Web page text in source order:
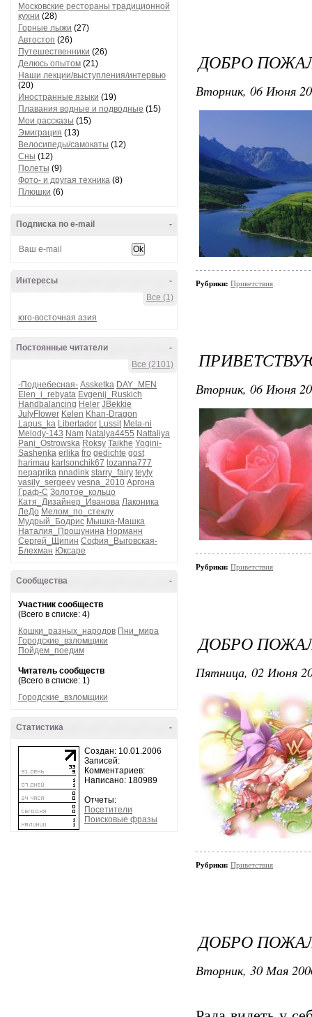
Московские рестораны традиционной
кухни (28)
Горные лыжи (27)
Автостоп (26)
Путешественники (26)
Делюсь опытом (21)
Наши лекции/выступления/интервью
(20)
Иностранные языки (19)
Плавания водные и подводные (15)
Мои рассказы (15)
Эмиграция (13)
Велосипеды/самокаты (12)
Сны (12)
Полеты (9)
Фото- и другая техника (8)
Плюшки (6)
-
Подписка по e-mail
-
Интересы
Все (1)
юго-восточная азия
-
Постоянные читатели
Все (2101)
-Поднебесная- Assketka DAY_MEN
Elen_i_rebyata Evgenij_Ruskich
Handbalancing Heler JBekkie
JulyFlower Kelen Khan-Dragon
Lapus_ka Libertador Lussit Mela-ni
Melody-143 Nam Natalya4455 Nattaliya
Pani_Ostrowska Roksy Taikhe Yogini-
Sashenka erlika fro gedichte gost
harimau karlsonchik67 lozanna777
nepaprika nnadink starry_fairy teyty
vasily_sergeev vesna_2010 Аргона
Граф-С Золотое_кольцо
Катя_Дизайнер_Иванова Лаконика
ЛеДо Мелом_по_стеклу
Мудрый_Бодрис Мышка-Машка
Наталия_Прошунина Норманн
Сергей_Щипин София_Выговская-
Блехман Юксаре
-
Сообщества
Участник сообществ
(Всего в списке: 4)
Кошки_разных_народов Пни_мира
Городские_взломщики
Пойдем_поедим
Читатель сообществ
(Всего в списке: 1)
Городские_взломщики
-
Статистика
Создан: 10.01.2006
Записей:
Комментариев:
Написано: 180989
Отчеты:
Посетители
Поисковые фразы
ДОБРО
Вторник, 06 Июня
Рубрики: Приветствия
Вторник, 06 Июня
Рубрики: Приветствия
ДОБРО
Пятница, 02 Июня
Рубрики: Приветствия
ДОБРО
Вторник, 30 Мая